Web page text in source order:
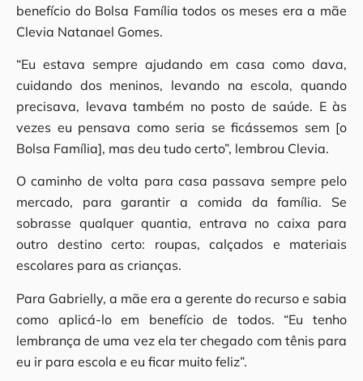
benefício do Bolsa Família todos os meses era a mãe
Clevia Natanael Gomes.
“Eu estava sempre ajudando em casa como dava,
cuidando dos meninos, levando na escola, quando
precisava, levava também no posto de saúde. E às
vezes eu pensava como seria se ficássemos sem [o
Bolsa Família], mas deu tudo certo”, lembrou Clevia.
O caminho de volta para casa passava sempre pelo
mercado, para garantir a comida da família. Se
sobrasse qualquer quantia, entrava no caixa para
outro destino certo: roupas, calçados e materiais
escolares para as crianças.
Para Gabrielly, a mãe era a gerente do recurso e sabia
como aplicá-lo em benefício de todos. “Eu tenho
lembrança de uma vez ela ter chegado com tênis para
eu ir para escola e eu ficar muito feliz”.